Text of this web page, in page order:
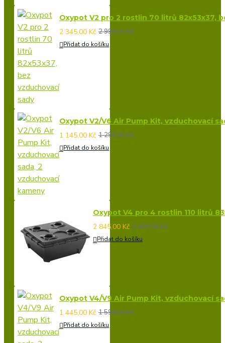
Oxypot V2 pro 2 rostlin 70 litrů 82x53x37,
2 345,00 Kč 2 995,00 Kč
Přidat do košíku
Oxypot V2/V6 Air Pump Kit, vzduchovací
1 145,00 Kč 1 295,00 Kč
Přidat do košíku
Oxypot V4 pro 4 rostlin 110 litrů
2 845,00 Kč 3 495,00 Kč
Přidat do košíku
Oxypot V4/V9 Air Pump Kit, vzduchovací
1 445,00 Kč 1 595,00 Kč
Přidat do košíku